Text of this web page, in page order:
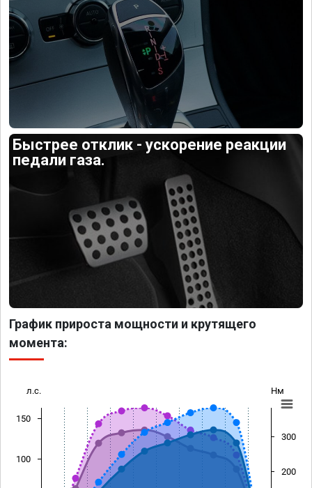
Быстрее отклик - ускорение реакции
педали газа.
График прироста мощности и крутящего
момента:
л.с. Нм
100
150
200
300